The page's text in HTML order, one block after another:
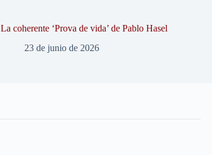
La coherente ‘Prova de vida’ de Pablo Hasel
23 de junio de 2026